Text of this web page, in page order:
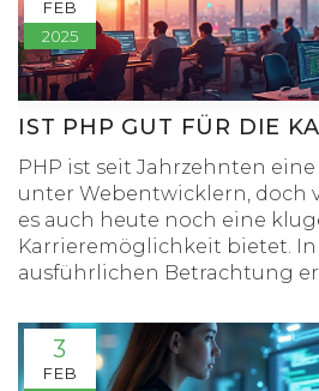
den Shitstorm um PHP
ehrliche Antworten.
FEB
2025
IST PHP GUT FÜR DIE
PHP ist seit Jahrzehnten
unter Webentwicklern, doch
es auch heute noch eine
Karrieremöglichkeit bietet. In
ausführlichen Betrachtung
für Jobsuchende und die
Mit praktischen Tipps und
hilft dieser Artikel, eine
3
FEB